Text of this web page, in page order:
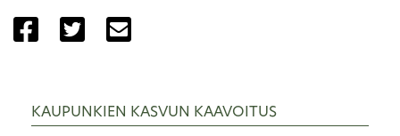
Share the page with Facebook
Share the page with Twitter
KAUPUNKIEN KASVUN KAAVOITUS